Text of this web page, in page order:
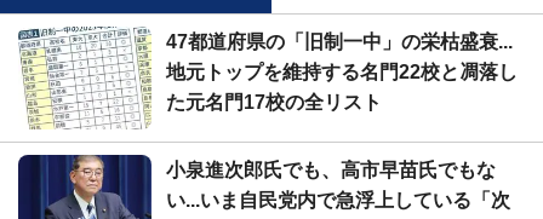
47都道府県の「旧制一中」の栄枯盛衰...
地元トップを維持する名門22校と凋落し
た元名門17校の全リスト
小泉進次郎氏でも、高市早苗氏でもな
い...いま自民党内で急浮上している「次